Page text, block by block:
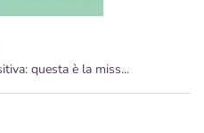
questa è la miss...